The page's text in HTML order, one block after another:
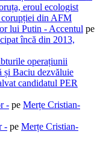
eroul ecologist
corupției din AFM
lui Putin - Accentul pe
încă din 2013,
operațiunii
și Baciu dezvăluie
candidatul PER
- pe Merțe Cristian-
- pe Merțe Cristian-